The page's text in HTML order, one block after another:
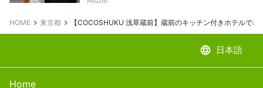
HOME 東京都 【COCOSHUKU 浅草蔵前】蔵前のキッチン付きホテルで
language 日本語
Home